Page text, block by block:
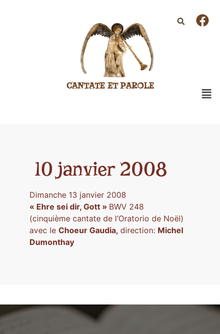
CANTATE ET PAROLE
10 janvier 2008
Dimanche 13 janvier 2008
« Ehre sei dir, Gott » BWV 248
(cinquième cantate de l’Oratorio de Noël)
avec le Choeur Gaudia, direction: Michel
Dumonthay